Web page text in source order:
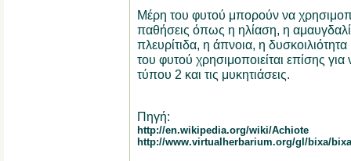
Μέρη του φυτού μπορούν να
παθήσεις όπως η ηλίαση, η
πλευρίτιδα, η άπνοια, η
του φυτού χρησιμοποιείται επίσης
τύπου 2 και τις μυκητιάσεις.
Πηγή:
http://en.wikipedia.org/wiki/Achiote
http://www.virtualherbarium.org/gl/bixa/